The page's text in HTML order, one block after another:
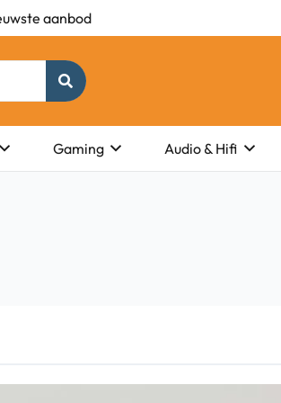
aanbod
Gaming Audio & Hifi